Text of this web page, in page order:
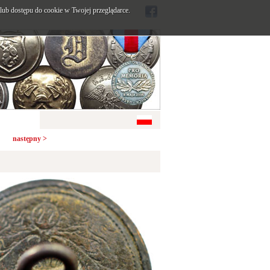
następny >
dostępu do cookie w Twojej przeglądarce.